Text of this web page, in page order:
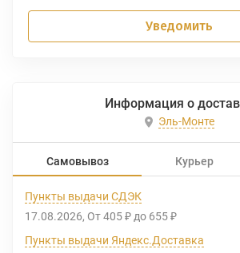
Уведомить
Информация о
Эль-Монте
Самовывоз Курьер
Пункты выдачи СДЭК
17.08.2026 От 405 ₽ до 655 ₽
Пункты выдачи Яндекс.Доставка